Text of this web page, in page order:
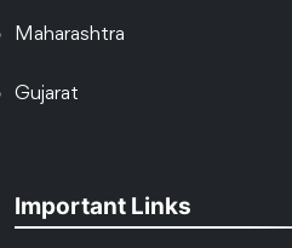
Maharashtra
Gujarat
Important Links